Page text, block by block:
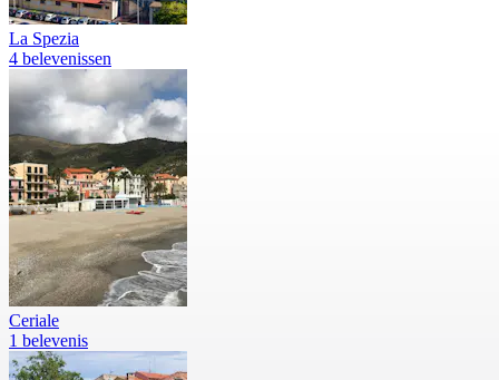
La Spezia
4 belevenissen
Ceriale
1 belevenis